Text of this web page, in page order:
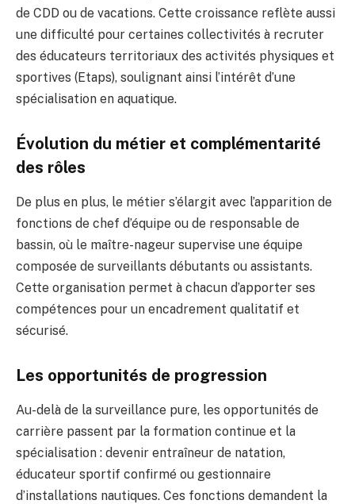
de CDD ou de vacations. Cette croissance reflète aussi
une difficulté pour certaines collectivités à recruter
des éducateurs territoriaux des activités physiques et
sportives (Etaps), soulignant ainsi l’intérêt d’une
spécialisation en aquatique.
Évolution du métier et complémentarité
des rôles
De plus en plus, le métier s’élargit avec l’apparition de
fonctions de chef d’équipe ou de responsable de
bassin, où le maître-nageur supervise une équipe
composée de surveillants débutants ou assistants.
Cette organisation permet à chacun d’apporter ses
compétences pour un encadrement qualitatif et
sécurisé.
Les opportunités de progression
Au-delà de la surveillance pure, les opportunités de
carrière passent par la formation continue et la
spécialisation : devenir entraîneur de natation,
éducateur sportif confirmé ou gestionnaire
d’installations nautiques. Ces fonctions demandent la